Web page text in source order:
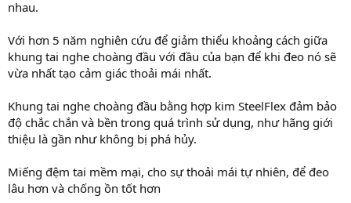
nhau.
Với hơn 5 năm nghiên cứu để giảm thiểu khoảng cách giữa
khung tai nghe choàng đầu với đầu của bạn để khi đeo nó sẽ
vừa nhất tạo cảm giác thoải mái nhất.
Khung tai nghe choàng đầu bằng hợp kim SteelFlex đảm bảo
độ chắc chắn và bền trong quá trình sử dụng, như hãng giới
thiệu là gần như không bị phá hủy.
Miếng đệm tai mềm mại, cho sự thoải mái tự nhiên, để đeo
lâu hơn và chống ồn tốt hơn